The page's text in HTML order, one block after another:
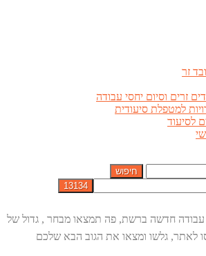
זר
זרים וסיום יחסי עבודה
למטפלת סיעודית
לסיעוד
עבודה חדשה ברשת, פה תמצאו מבחר , גדול של
לאתר, גלשו ומצאו את הגוב הבא שלכם